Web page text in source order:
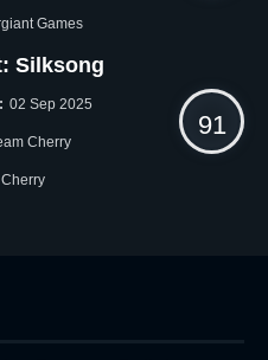
Games
Silksong
02 Sep 2025
Cherry
91